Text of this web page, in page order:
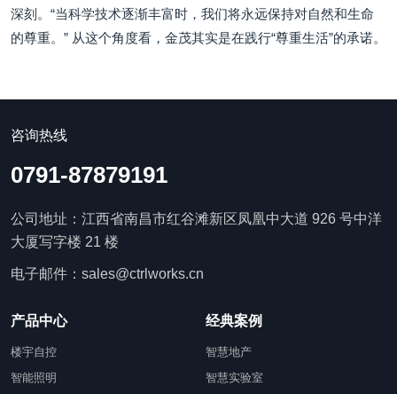
深刻。“当科学技术逐渐丰富时，我们将永远保持对自然和生命
的尊重。” 从这个角度看，金茂其实是在践行“尊重生活”的承诺。
咨询热线
0791-87879191
公司地址：江西省南昌市红谷滩新区凤凰中大道 926 号中洋
大厦写字楼 21 楼
电子邮件：sales@ctrlworks.cn
产品中心
楼宇自控
智能照明
经典案例
智慧地产
智慧实验室